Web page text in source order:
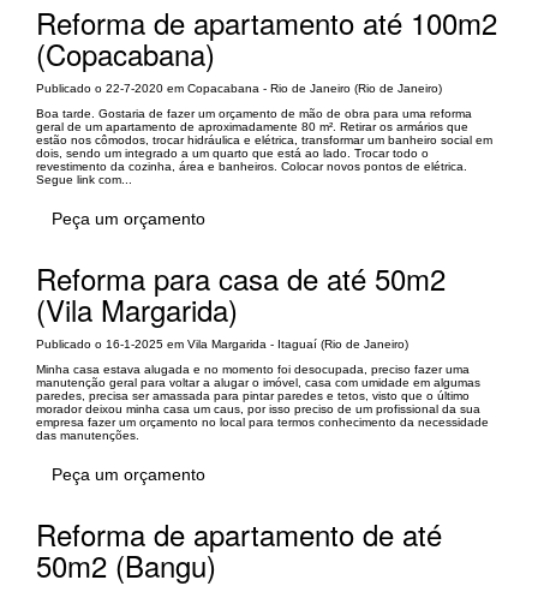
Reforma de apartamento até 100m2
(Copacabana)
Publicado o 22-7-2020 em Copacabana - Rio de Janeiro (Rio de Janeiro)
Boa tarde. Gostaria de fazer um orçamento de mão de obra para uma reforma
geral de um apartamento de aproximadamente 80 m². Retirar os armários que
estão nos cômodos, trocar hidráulica e elétrica, transformar um banheiro social em
dois, sendo um integrado a um quarto que está ao lado. Trocar todo o
revestimento da cozinha, área e banheiros. Colocar novos pontos de elétrica.
Segue link com...
Peça um orçamento
Reforma para casa de até 50m2
(Vila Margarida)
Publicado o 16-1-2025 em Vila Margarida - Itaguaí (Rio de Janeiro)
Minha casa estava alugada e no momento foi desocupada, preciso fazer uma
manutenção geral para voltar a alugar o imóvel, casa com umidade em algumas
paredes, precisa ser amassada para pintar paredes e tetos, visto que o último
morador deixou minha casa um caus, por isso preciso de um profissional da sua
empresa fazer um orçamento no local para termos conhecimento da necessidade
das manutenções.
Peça um orçamento
Reforma de apartamento de até
50m2 (Bangu)